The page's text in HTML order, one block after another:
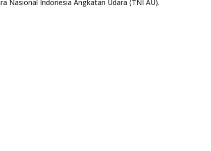
Nasional Indonesia Angkatan Udara (TNI AU).